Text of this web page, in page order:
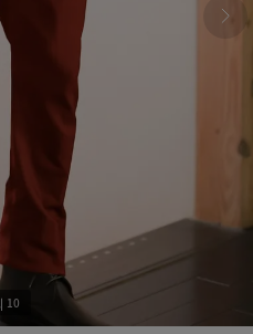
10